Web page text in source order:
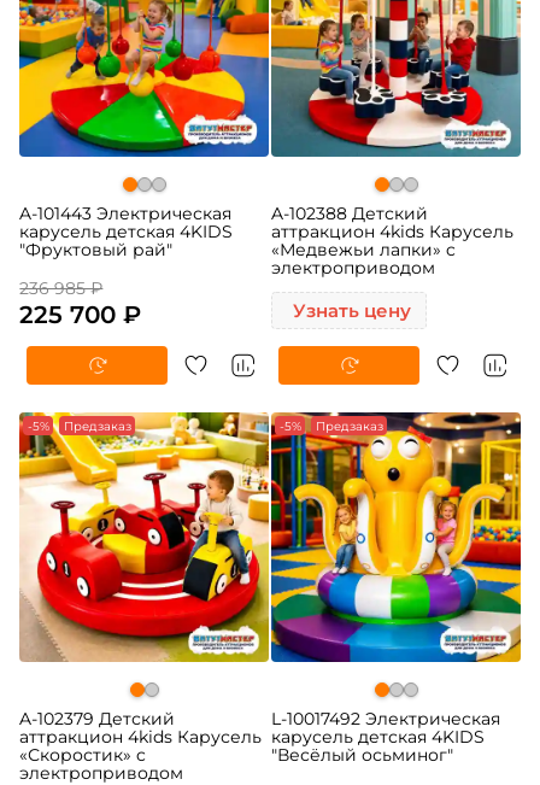
A-101443 Электрическая
карусель детская 4KIDS
"Фруктовый рай"
236 985 ₽
225 700 ₽
A-102388 Детский
аттракцион 4kids Карусель
«Медвежьи лапки» c
электроприводом
Узнать цену
-5% Предзаказ
A-102379 Детский
аттракцион 4kids Карусель
«Скоростик» c
электроприводом
-5% Предзаказ
L-10017492 Электрическая
карусель детская 4KIDS
"Весёлый осьминог"